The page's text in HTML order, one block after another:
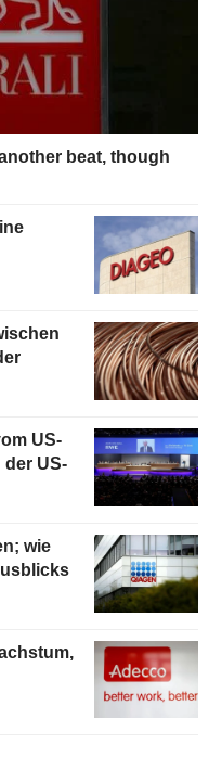
beat, though
US-
der US-
wie